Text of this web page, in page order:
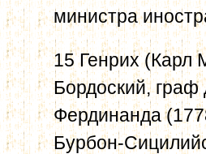
министра
15 Генрих (Карл
Бордоский,
Фердинанда
Бурбон-